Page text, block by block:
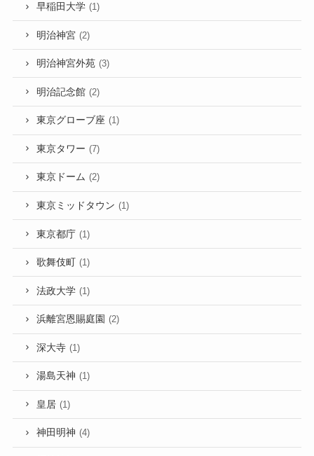
早稲田大学 (1)
明治神宮 (2)
明治神宮外苑 (3)
明治記念館 (2)
東京グローブ座 (1)
東京タワー (7)
東京ドーム (2)
東京ミッドタウン (1)
東京都庁 (1)
歌舞伎町 (1)
法政大学 (1)
浜離宮恩賜庭園 (2)
深大寺 (1)
湯島天神 (1)
皇居 (1)
神田明神 (4)